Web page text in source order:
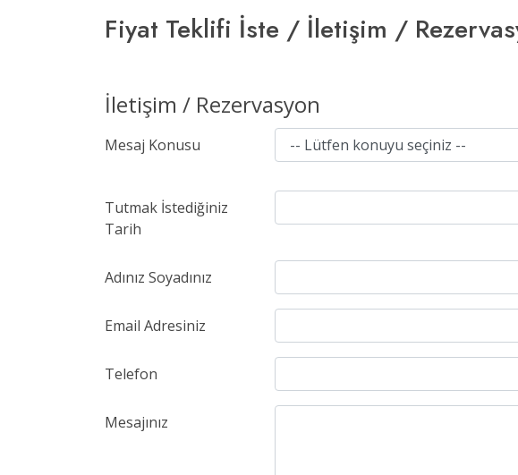
Fiyat Teklifi İste / İletişim /
İletişim / Rezervasyon
Mesaj Konusu
Tutmak İstediğiniz
Tarih
Adınız Soyadınız
Email Adresiniz
Telefon
Mesajınız